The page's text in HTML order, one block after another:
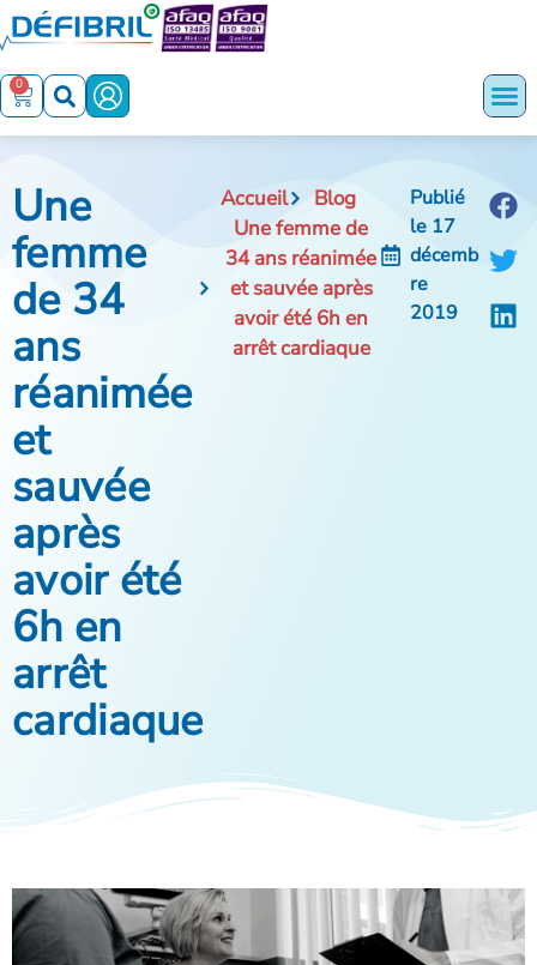
0
Une
femme
de 34
ans
réanimée
et
sauvée
après
avoir été
6h en
arrêt
cardiaque
Accueil
Blog
Une femme de
34 ans réanimée
et sauvée après
avoir été 6h en
arrêt cardiaque
Publié
le 17
décemb
re
2019